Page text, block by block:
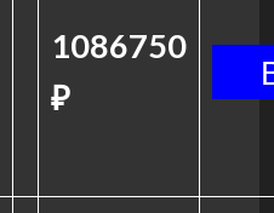
1086750
₽